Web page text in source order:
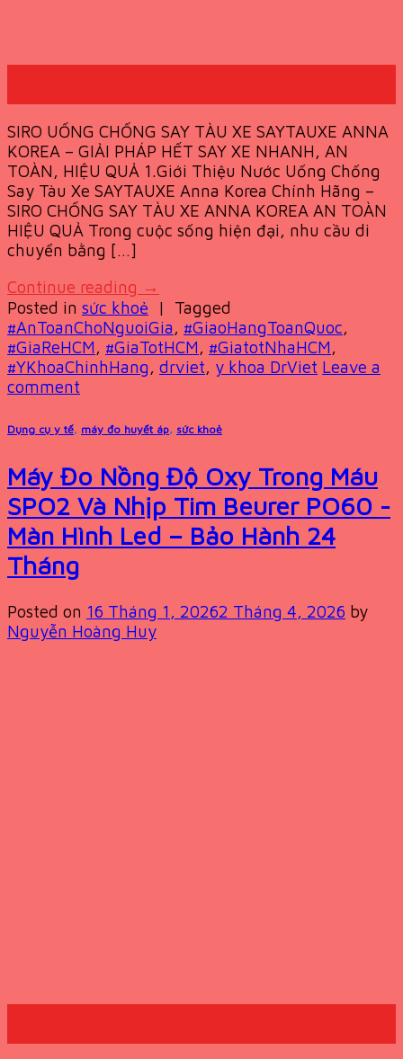
SIRO UỐNG CHỐNG SAY TÀU XE SAYTAUXE ANNA
KOREA – GIẢI PHÁP HẾT SAY XE NHANH, AN
TOÀN, HIỆU QUẢ 1.Giới Thiệu Nước Uống Chống
Say Tàu Xe SAYTAUXE Anna Korea Chính Hãng –
SIRO CHỐNG SAY TÀU XE ANNA KOREA AN TOÀN
HIỆU QUẢ Trong cuộc sống hiện đại, nhu cầu di
chuyển bằng […]
Continue reading →
Posted in sức khoẻ |
Tagged
#AnToanChoNguoiGia, #GiaoHangToanQuoc,
#GiaReHCM, #GiaTotHCM, #GiatotNhaHCM,
#YKhoaChinhHang, drviet, y khoa DrViet Leave a
comment
Dụng cụ y tế, máy đo huyết áp, sức khoẻ
Máy Đo Nồng Độ Oxy Trong Máu
SPO2 Và Nhịp Tim Beurer PO60 -
Màn Hình Led – Bảo Hành 24
Tháng
Posted on 16 Tháng 1, 20262 Tháng 4, 2026 by
Nguyễn Hoàng Huy